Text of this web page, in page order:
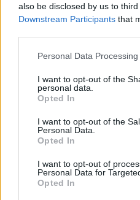
also be disclosed by us to
Downstream Participants that
Please note that this website/
not limited to your visit or
grant or deny consent to
use your data for below
consent section.
Personal Data
I want to opt-out of the
personal data.
Opted In
I want to opt-out of the
Personal Data.
Opted In
I want to opt-out of
Personal Data for
Opted In
Η φωτογραφία που
την ίδια και τον Μatthew
πιάτα, ενώ χαμογελάνε
στη λεζάντα ότι το
γεμάτιο θετική ενέργεια
για να είναι μέρος αυτής
Δείτε ακόμη: Ο
αδέσποτα σκυλάκια να